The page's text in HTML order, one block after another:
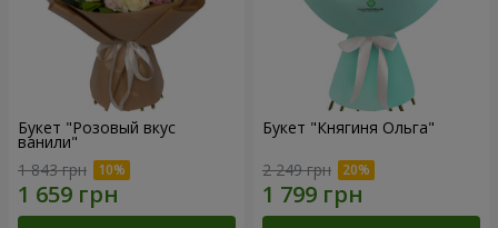
Букет "Розовый вкус
ванили"
1 843 грн
Букет "Княгиня Ольга"
2 249 грн